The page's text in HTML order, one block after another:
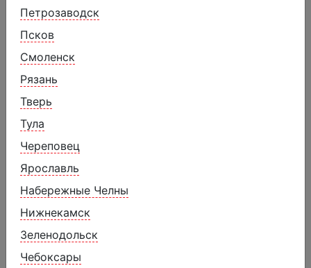
Петрозаводск
Псков
Смоленск
Рязань
Тверь
Тула
Череповец
Ярославль
Набережные Челны
Нижнекамск
Зеленодольск
Чебоксары
Улитка для выпекания с маком
1990 ₽
30 порций, 3150 г.